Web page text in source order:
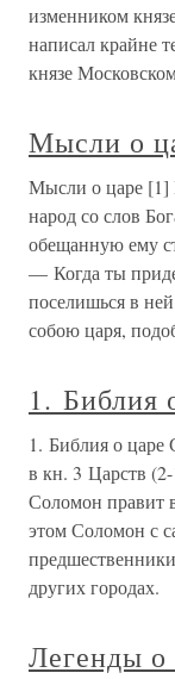
изменником
написал крайне
князе
Мысли о
Мысли о царе [1]
народ со слов
обещанную ему
— Когда ты
поселишься в
собою царя,
1. Библия
1. Библия о царе
в кн. 3 Царств
Соломон правит
этом Соломон с
других городах.
Легенды о